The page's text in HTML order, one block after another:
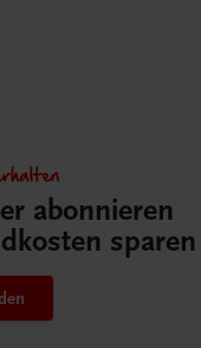
abonnieren
sparen